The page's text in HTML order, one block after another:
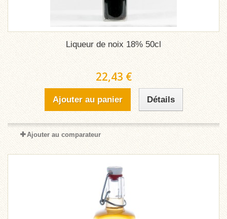
Liqueur de noix 18% 50cl
22,43 €
Ajouter au panier Détails
Ajouter au comparateur